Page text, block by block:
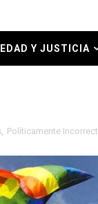
(UNO)
del siglo XXI
Y JUSTICIA
, Políticamente